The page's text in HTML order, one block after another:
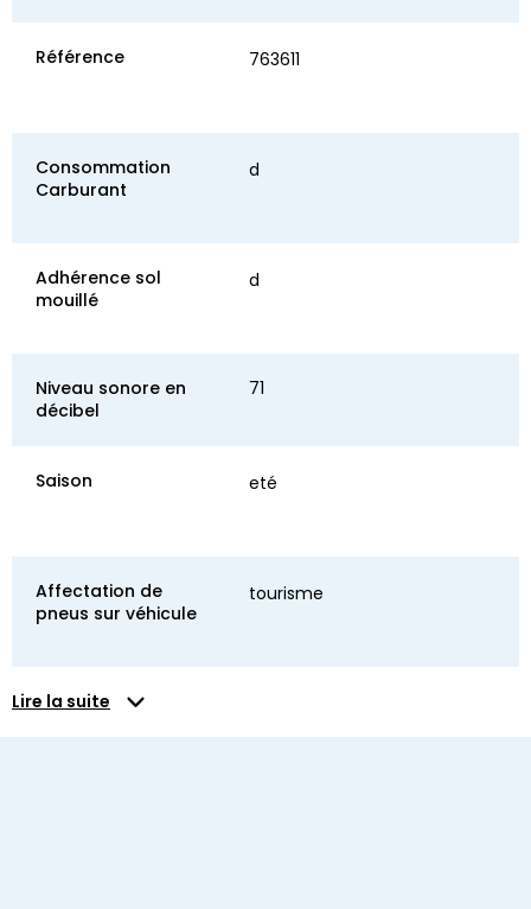
Référence 763611
Consommation
Carburant
d
Adhérence sol
mouillé
d
Niveau sonore en
décibel
71
Saison eté
Affectation de
pneus sur véhicule
tourisme
Lire la suite